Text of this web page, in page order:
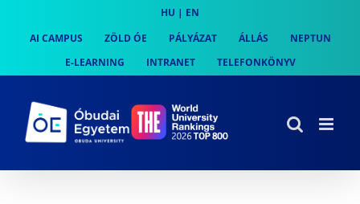
content
HU | EN
AI CAMPUS
ZÖLD ÓE PÁLYÁZAT ÁLLÁS
NEPTUN
E-LEARNING
INTRANET TELEFONKÖNYV